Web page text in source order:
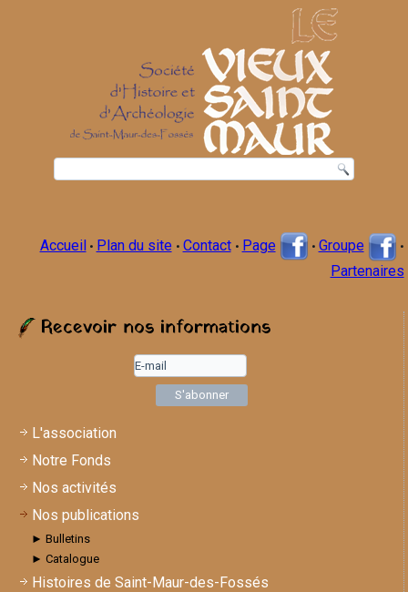
Accueil • Plan du site • Contact • Page • Groupe •
Partenaires
Recevoir nos informations
L'association
Notre Fonds
Nos activités
Nos publications
► Bulletins
► Catalogue
Histoires de Saint-Maur-des-Fossés